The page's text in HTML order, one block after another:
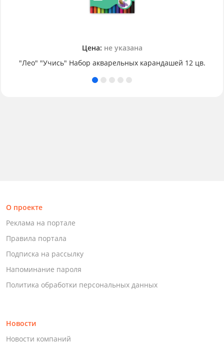
Цена: не указана
"Лео" "Учись" Набор акварельных карандашей 12 цв.
О проекте
Реклама на портале
Правила портала
Подписка на рассылку
Напоминание пароля
Политика обработки персональных данных
Новости
Новости компаний